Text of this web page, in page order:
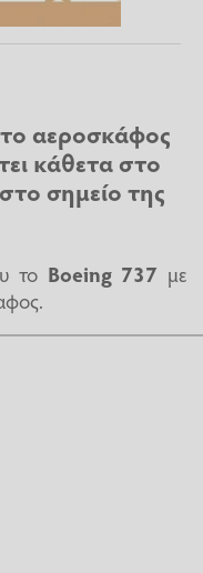
αεροσκάφος
κάθετα στο
σημείο της
το Boeing 737 με